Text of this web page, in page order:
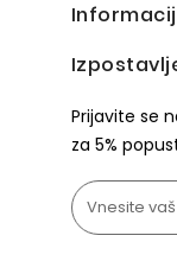
Prijavite se
za 5%